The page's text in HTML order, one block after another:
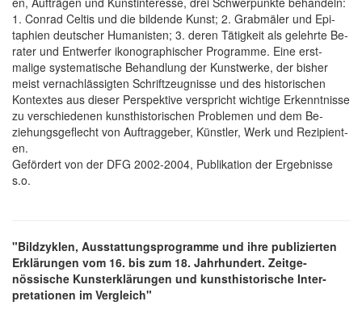
1. Con­rad Celtis und die bilden­de Ku­nst; 2. Grab­mäler und Epi­
taphien deutsch­er Hu­manisten; 3. deren Tätig­keit als ge­lehrte Be­
rater und Ent­werfer ikono­graphisch­er Pro­gram­me. Eine erst­
malige syste­matische Be­hand­lung der Kunst­werke, der bisher
meist ver­nachlässigten Schrift­zeugnis­se und des hist­orischen
Kon­textes aus dieser Per­spektive ver­spricht wichtige Er­kenntnis­se
zu ver­schiedenen kunst­historisch­en Pro­blemen und dem Be­
ziehungs­geflecht von Auf­trag­geber, Künst­ler, We­rk und Rezi­pient­
en.
Ge­fördert von der DFG 2002-2004, Pu­blikation der Er­gebnis­se
s.o.
"Bildzyklen, Aus­stat­tungs­program­me und ihre pu­blizierten
Er­klärungen vom 16. bis zum 18. Jahr­hundert. Zeit­ge­
nössische Kunst­er­klärungen und kunst­historische Inter­
pretationen im Ver­gleich"